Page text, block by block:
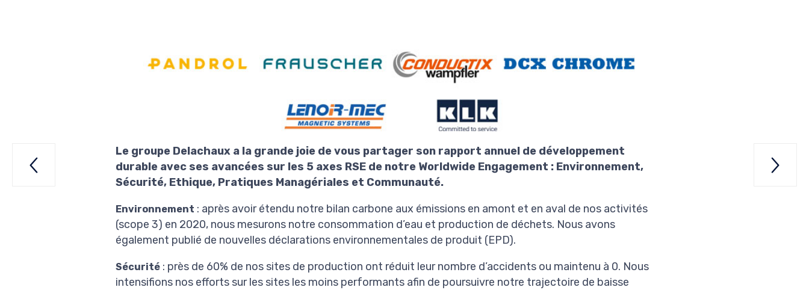
Le groupe Delachaux a la grande joie de vous partager son rapport annuel de développement
durable avec ses avancées sur les 5 axes RSE de notre Worldwide Engagement : Environnement,
Sécurité, Ethique, Pratiques Managériales et Communauté.
Environnement : après avoir étendu notre bilan carbone aux émissions en amont et en aval de nos activités
(scope 3) en 2020, nous mesurons notre consommation d’eau et production de déchets. Nous avons
également publié de nouvelles déclarations environnementales de produit (EPD).
Sécurité : près de 60% de nos sites de production ont réduit leur nombre d’accidents ou maintenu à 0. Nous
intensifions nos efforts sur les sites les moins performants afin de poursuivre notre trajectoire de baisse
 